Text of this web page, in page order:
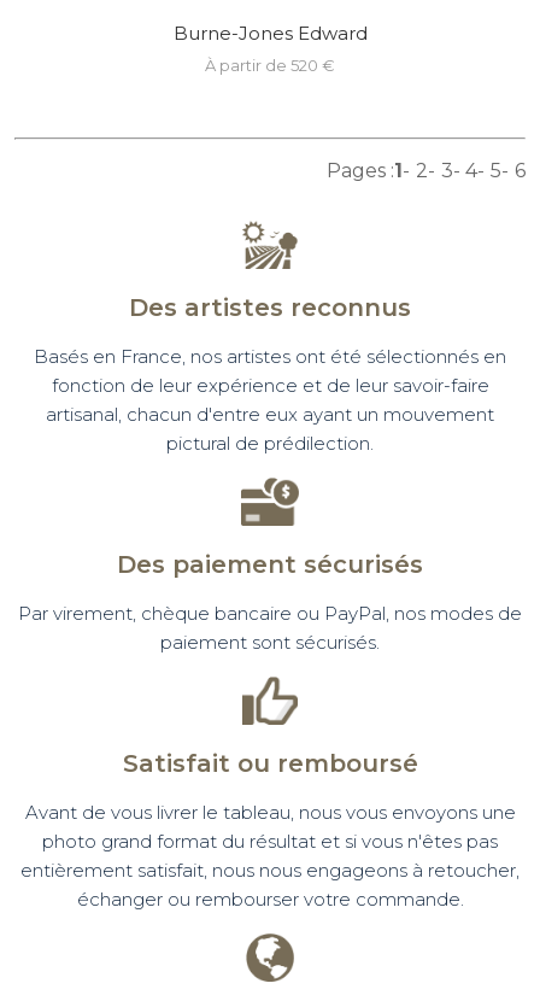
Burne-Jones Edward
à partir de 520 €
Pages :1 2 3 4 5 6
Des artistes reconnus
Basés en France, nos artistes ont été sélectionnés en
fonction de leur expérience et de leur savoir-faire
artisanal, chacun d'entre eux ayant un mouvement
pictural de prédilection.
Des paiement sécurisés
Par virement, chèque bancaire ou PayPal, nos modes de
paiement sont sécurisés.
Satisfait ou remboursé
Avant de vous livrer le tableau, nous vous envoyons une
photo grand format du résultat et si vous n'êtes pas
entièrement satisfait, nous nous engageons à retoucher,
échanger ou rembourser votre commande.